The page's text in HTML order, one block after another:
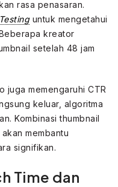
rasa penasaran.
untuk mengetahui
kreator
setelah 48 jam
juga memengaruhi CTR
keluar, algoritma
Kombinasi thumbnail
membantu
signifikan.
Time dan